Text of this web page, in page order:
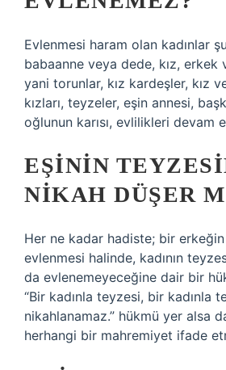
Evlenmesi haram olan kadınlar
babaanne veya dede, kız, erkek
yani torunlar, kız kardeşler, kız
kızları, teyzeler, eşin annesi,
oğlunun karısı, evlilikleri devam
EŞININ
NIKAH DÜŞER
Her ne kadar hadiste; bir erkeğin
evlenmesi halinde, kadının
da evlenemeyeceğine dair bir
“Bir kadınla teyzesi, bir kadınla
nikahlanamaz.” hükmü yer alsa
herhangi bir mahremiyet ifade